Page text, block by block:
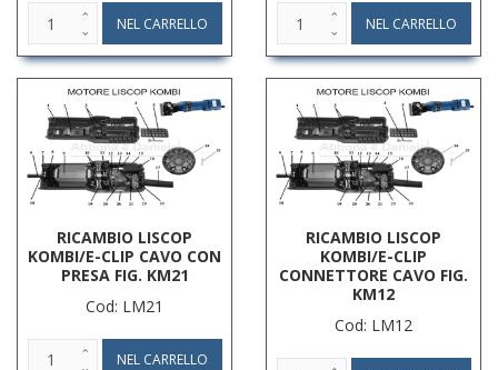
RICAMBIO LISCOP
KOMBI/E-CLIP CAVO CON
PRESA FIG. KM21
Cod: LM21
RICAMBIO LISCOP
KOMBI/E-CLIP
CONNETTORE CAVO FIG.
KM12
Cod: LM12